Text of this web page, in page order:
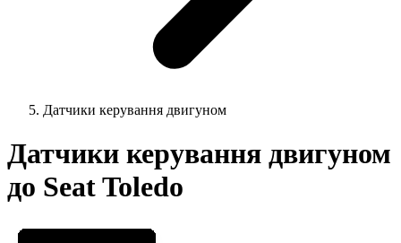
Датчики керування двигуном
Датчики керування двигуном
до Seat Toledo